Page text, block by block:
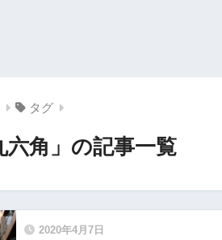
タグ
六角」の記事一覧
2020年4月7日